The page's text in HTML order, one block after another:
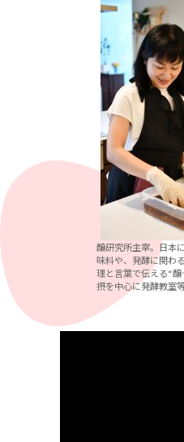
醸研究所主宰。日本
味料や、発酵に関わ
理と言葉で伝える“
摂を中心に発酵教室等